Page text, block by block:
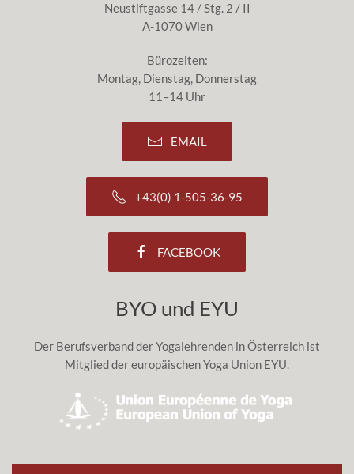
Neustiftgasse 14 / Stg. 2 / II
A-1070 Wien
Bürozeiten:
Montag, Dienstag, Donnerstag
11–14 Uhr
EMAIL
+43(0) 1-505-36-95
FACEBOOK
BYO und EYU
Der Berufsverband der Yogalehrenden in Österreich ist
Mitglied der europäischen Yoga Union EYU.